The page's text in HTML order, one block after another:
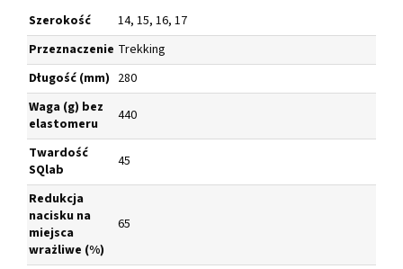
Szerokość
14, 15, 16, 17
Przeznaczenie Trekking
Długość (mm) 280
Waga (g) bez
elastomeru
440
Twardość
SQlab
45
Redukcja
nacisku na
miejsca
wrażliwe (%)
65